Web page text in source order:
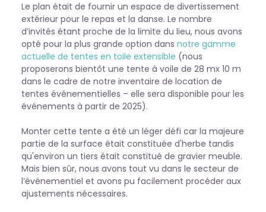
Le plan était de fournir un espace de divertissement
extérieur pour le repas et la danse. Le nombre
d’invités étant proche de la limite du lieu, nous avons
opté pour la plus grande option dans notre gamme
actuelle de tentes en toile extensible (nous
proposerons bientôt une tente à voile de 28 mx 10 m
dans le cadre de notre inventaire de location de
tentes événementielles – elle sera disponible pour les
événements à partir de 2025).
Monter cette tente a été un léger défi car la majeure
partie de la surface était constituée d'herbe tandis
qu'environ un tiers était constitué de gravier meuble.
Mais bien sûr, nous avons tout vu dans le secteur de
l’événementiel et avons pu facilement procéder aux
ajustements nécessaires.